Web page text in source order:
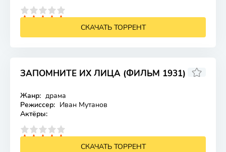
СКАЧАТЬ ТОРРЕНТ
ЗАПОМНИТЕ ИХ ЛИЦА (ФИЛЬМ 1931)
Жанр: драма
Режиссер: Иван Мутанов
Актёры:
СКАЧАТЬ ТОРРЕНТ